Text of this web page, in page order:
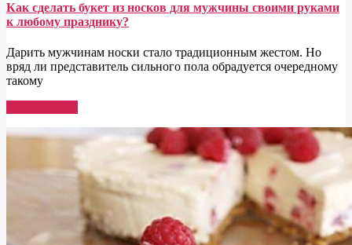
Как сделать букет из носков для мужчины своими руками
к любому празднику?
Дарить мужчинам носки стало традиционным жестом. Но
вряд ли представитель сильного пола обрадуется очередному
такому